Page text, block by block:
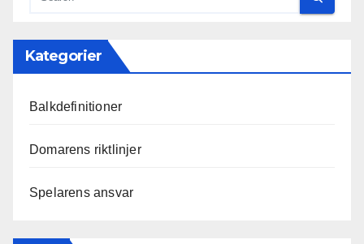
Kategorier
Balkdefinitioner
Domarens riktlinjer
Spelarens ansvar